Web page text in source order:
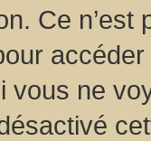
Ce
vous ne